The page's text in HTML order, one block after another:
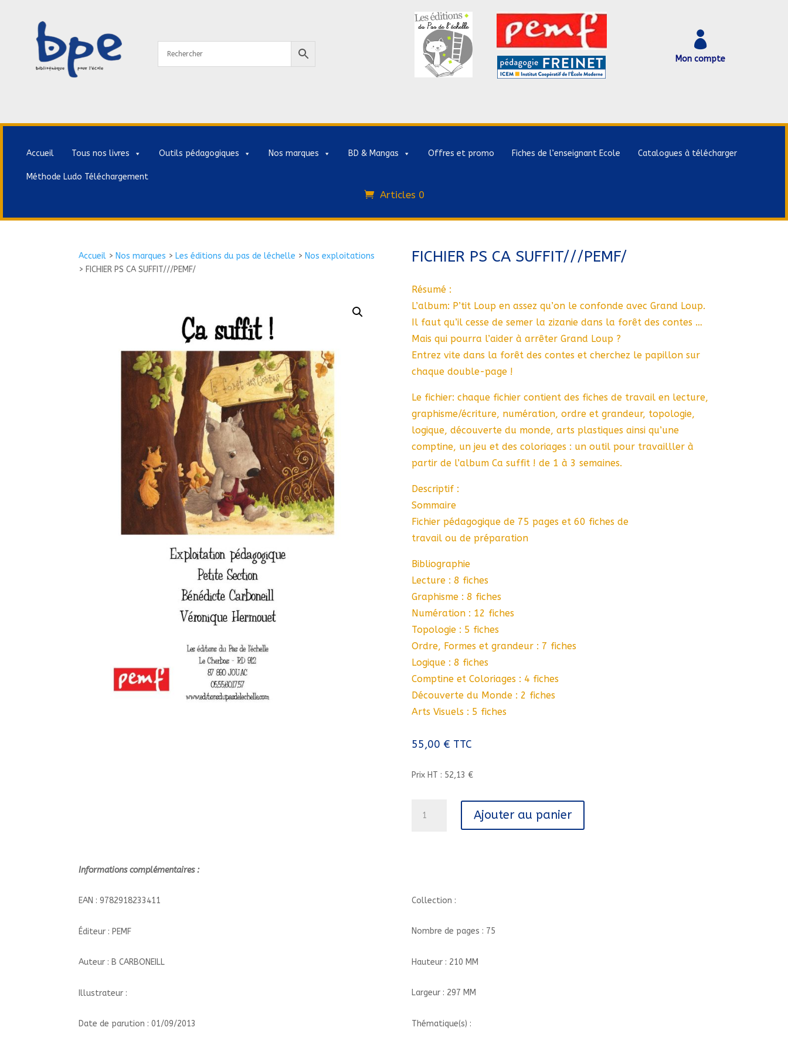

Mon compte
Accueil Tous nos livres Outils pédagogiques Nos marques BD & Mangas Offres et promo Fiches de l’enseignant Ecole Catalogues à télécharger
Méthode Ludo Téléchargement
Articles 0
Accueil > Nos marques > Les éditions du pas de léchelle > Nos exploitations
> FICHIER PS CA SUFFIT///PEMF/
FICHIER PS CA SUFFIT///PEMF/
Résumé :
L’album: P’tit Loup en assez qu’on le confonde avec Grand Loup.
Il faut qu’il cesse de semer la zizanie dans la forêt des contes …
Mais qui pourra l’aider à arrêter Grand Loup ?
Entrez vite dans la forêt des contes et cherchez le papillon sur
chaque double-page !
Le fichier: chaque fichier contient des fiches de travail en lecture,
graphisme/écriture, numération, ordre et grandeur, topologie,
logique, découverte du monde, arts plastiques ainsi qu’une
comptine, un jeu et des coloriages : un outil pour travailller à
partir de l’album Ca suffit ! de 1 à 3 semaines.
Descriptif :
Sommaire
Fichier pédagogique de 75 pages et 60 fiches de
travail ou de préparation
Bibliographie
Lecture : 8 fiches
Graphisme : 8 fiches
Numération : 12 fiches
Topologie : 5 fiches
Ordre, Formes et grandeur : 7 fiches
Logique : 8 fiches
Comptine et Coloriages : 4 fiches
Découverte du Monde : 2 fiches
Arts Visuels : 5 fiches
55,00 € TTC
Prix HT : 52,13 €
Ajouter au panier
Informations complémentaires :
EAN : 9782918233411
Éditeur : PEMF
Auteur : B CARBONEILL
Illustrateur :
Date de parution : 01/09/2013
Collection :
Nombre de pages : 75
Hauteur : 210 MM
Largeur : 297 MM
Thématique(s) :